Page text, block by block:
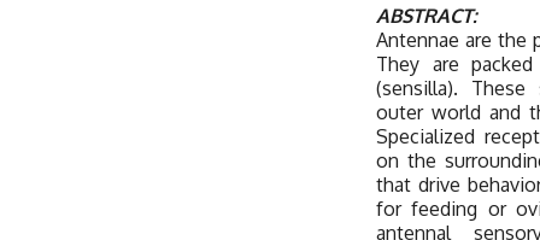
ABSTRACT:
Antennae are the
They are
(sensilla).
outer world and
Specialized
on the
that drive
for feeding or
antennal